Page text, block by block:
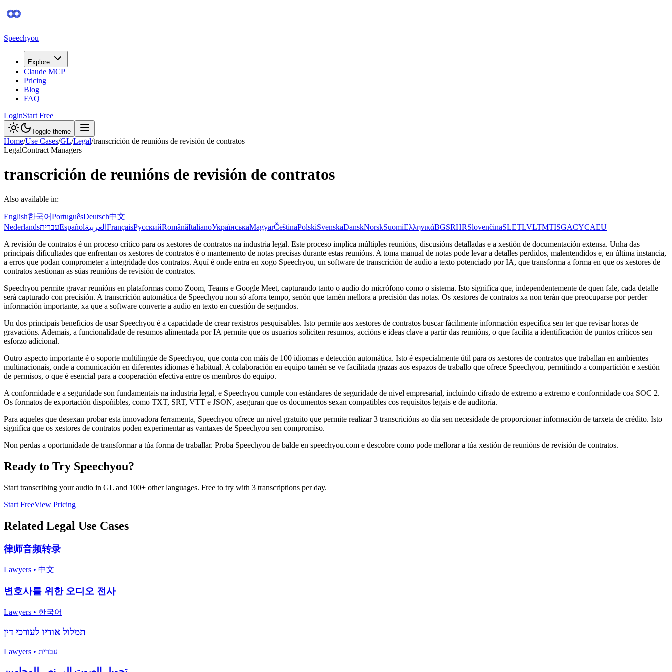
Speechyou
Explore
Claude MCP
Pricing
Blog
FAQ
LoginStart Free
Toggle theme
Home/Use Cases/GL/Legal/transcrición de reunións de revisión de contratos
LegalContract Managers
transcrición de reunións de revisión de contratos
Also available in:
English한국어PortuguêsDeutsch中文
NederlandsעבריתEspañolالعربية FrançaisРусскийRomânăItalianoУкраїнськаMagyarČeštinaPolskiSvenskaDanskNorskSuomiΕλληνικάBGSRHRSlovenčinaSLETLVLTMTISGACYCAEU
A revisión de contratos é un proceso crítico para os xestores de contratos na industria legal. Este proceso implica múltiples reunións, discusións detalladas e a xestión de documentación extensa. Unha das
principais dificultades que enfrentan os xestores de contratos é o mantemento de notas precisas durante estas reunións. A toma manual de notas pode levar a detalles perdidos, malentendidos e, en última instancia,
a erros que podan comprometer a integridade dos contratos. Aquí é onde entra en xogo Speechyou, un software de transcrición de audio a texto potenciado por IA, que transforma a forma en que os xestores de
contratos xestionan as súas reunións de revisión de contratos.
Speechyou permite gravar reunións en plataformas como Zoom, Teams e Google Meet, capturando tanto o audio do micrófono como o sistema. Isto significa que, independentemente de quen fale, cada detalle
será capturado con precisión. A transcrición automática de Speechyou non só aforra tempo, senón que tamén mellora a precisión das notas. Os xestores de contratos xa non terán que preocuparse por perder
información importante, xa que a software converte a audio en texto en cuestión de segundos.
Un dos principais beneficios de usar Speechyou é a capacidade de crear rexistros pesquisables. Isto permite aos xestores de contratos buscar fácilmente información específica sen ter que revisar horas de
gravacións. Ademais, a funcionalidade de resumos alimentada por IA permite que os usuarios soliciten resumos, accións e ideas clave a partir das reunións, o que facilita a identificación de puntos críticos sen
esforzo adicional.
Outro aspecto importante é o soporte multilingüe de Speechyou, que conta con máis de 100 idiomas e detección automática. Isto é especialmente útil para os xestores de contratos que traballan en ambientes
multinacionais, onde a comunicación en diferentes idiomas é habitual. A colaboración en equipo tamén se ve facilitada grazas aos espazos de traballo que ofrece Speechyou, permitindo a compartición e xestión
de permisos, o que é esencial para a cooperación efectiva entre os membros do equipo.
A conformidade e a seguridade son fundamentais na industria legal, e Speechyou cumple con estándares de seguridade de nivel empresarial, incluíndo cifrado de extremo a extremo e conformidade coa SOC 2.
Os formatos de exportación dispoñibles, como TXT, SRT, VTT e JSON, aseguran que os documentos sexan compatibles cos requisitos legais e de auditoría.
Para aqueles que desexan probar esta innovadora ferramenta, Speechyou ofrece un nivel gratuito que permite realizar 3 transcricións ao día sen necesidade de proporcionar información de tarxeta de crédito. Isto
significa que os xestores de contratos poden experimentar as vantaxes de Speechyou sen compromiso.
Non perdas a oportunidade de transformar a túa forma de traballar. Proba Speechyou de balde en speechyou.com e descobre como pode mellorar a túa xestión de reunións de revisión de contratos.
Ready to Try Speechyou?
Start transcribing your audio in GL and 100+ other languages. Free to try with 3 transcriptions per day.
Start FreeView Pricing
Related Legal Use Cases
律师音频转录
Lawyers • 中文
변호사를 위한 오디오 전사
Lawyers • 한국어
תמלול אודיו לעורכי דין
Lawyers • עברית